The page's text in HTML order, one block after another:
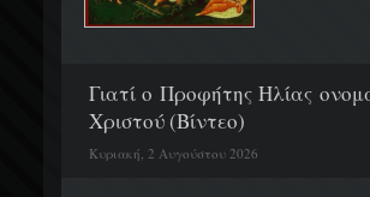
Γιατί ο Προφήτης Ηλίας
Χριστού (Βίντεο)
Κυριακή, 2 Αυγούστου 2026